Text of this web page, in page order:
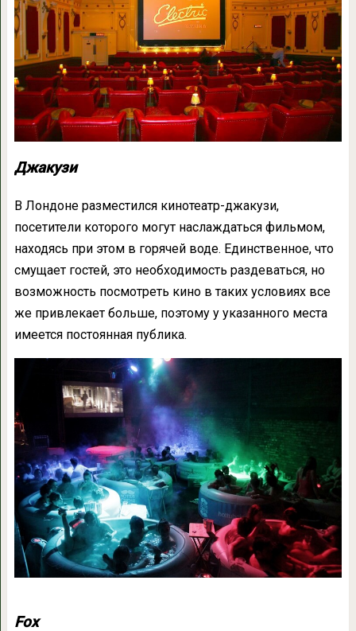
Джакузи
В Лондоне разместился кинотеатр-джакузи,
посетители которого могут наслаждаться фильмом,
находясь при этом в горячей воде. Единственное, что
смущает гостей, это необходимость раздеваться, но
возможность посмотреть кино в таких условиях все
же привлекает больше, поэтому у указанного места
имеется постоянная публика.
Fox